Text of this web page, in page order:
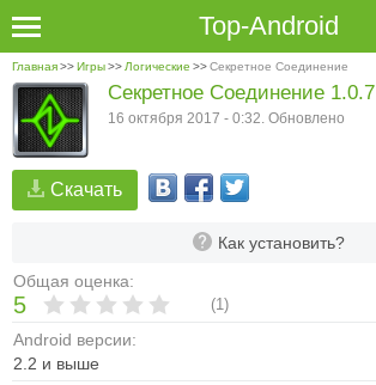
Top-Android
Главная>>Игры>> Логические >>Секретное Соединение
Скачать
Как установить?
Общая оценка:
5 (1)
Android версии:
2.2 и выше
Секретное Соединение 1.0.7
16 октября 2017 - 0:32. Обновлено